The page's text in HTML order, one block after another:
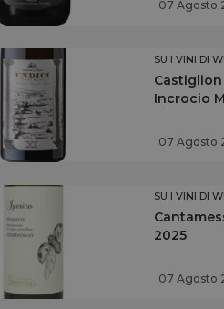
07 Agosto
SU I VINI DI
Incrocio
07 Agosto
SU I VINI DI
2025
07 Agosto